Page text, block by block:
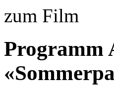
zum Film
Programm